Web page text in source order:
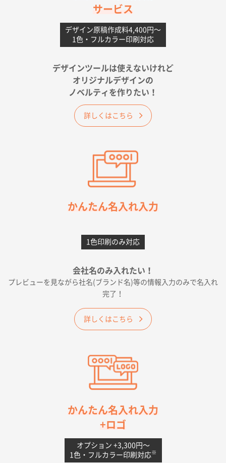
不織布フラットバッグ（A4縦サイズ）1000枚
2026年05月25日 15:10
が決め手です
佐賀県A社様
2026年05月23日 16:24
希望の商品（今回発注分）が一番安かったため
ワンポイント箔押し紙袋 M横サイズ(A4対応)
2026年05月21日 12:56
300枚
2026年05月19日 12:05
大阪府E社様
ワンポイントポリ袋 A4サイズ
2026年04月25日 17:53
納期が早そうだった
ワンポイントポリ袋 A4サイズ(黒)
2026年04月20日 14:28
お値打ちだったので
茨城県G社様
300枚
値段と注文のしやすさ
サービス
デザイン原稿作成料4,400円〜
1色・フルカラー印刷対応
デザインツールは使えないけれど
オリジナルデザインの
ノベルティを作りたい！
詳しくはこちら
かんたん名入れ入力
1色印刷のみ対応
会社名のみ入れたい！
プレビューを見ながら社名(ブランド名)等の情報入力のみで名入れ
完了！
詳しくはこちら
かんたん名入れ入力
+ロゴ
オプション +3,300円〜
1色・フルカラー印刷対応※